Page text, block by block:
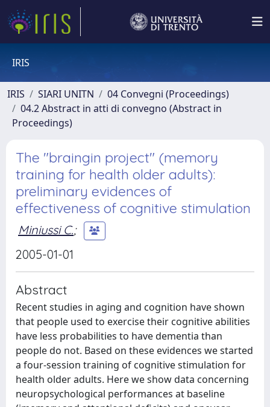
IRIS
IRIS SIARI UNITN
04 Convegni (Proceedings)
04.2 Abstract in atti di convegno (Abstract in
Proceedings)
The "braingin project" (memory
training for health older adults):
preliminary evidences of
effectiveness of cognitive stimulation
Miniussi C.;
2005-01-01
Abstract
Recent studies in aging and cognition have shown
that people used to exercise their cognitive abilities
have less probabilities to have dementia than
people do not. Based on these evidences we started
a four-session training of cognitive stimulation for
health older adults. Here we show data concerning
neuropsychological performances at baseline